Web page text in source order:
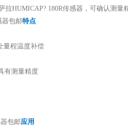
拉HUMICAP? 180R传感器，可确认测量
器包邮特点
量程温度补偿
有测量精度
包邮应用